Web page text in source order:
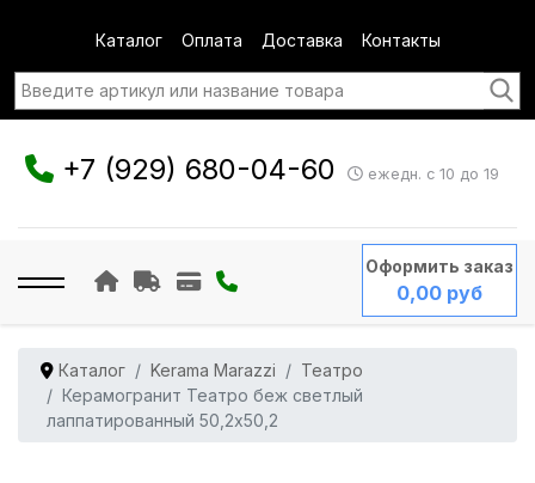
Каталог Оплата Доставка Контакты
+7 (929) 680-04-60 ежедн. с 10 до 19
Оформить заказ
0,00 руб
Каталог Kerama Marazzi
Театро
Керамогранит Театро беж светлый
лаппатированный 50,2x50,2